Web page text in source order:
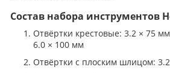
Состав набора инструментов
Отвёртки крестовые: 3.2 × 75
6.0 × 100 мм
Отвёртки с плоским шлицом: